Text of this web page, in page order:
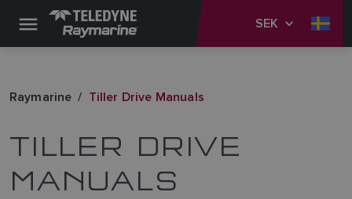
SEK
Raymarine Tiller Drive Manuals
TILLER DRIVE
MANUALS